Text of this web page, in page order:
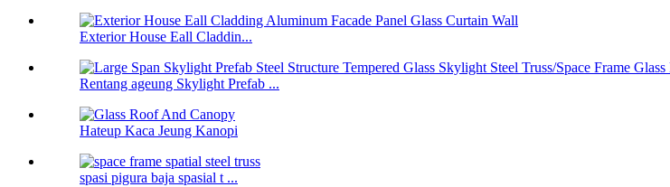
Exterior House Eall Claddin...
Rentang ageung Skylight Prefab ...
Hateup Kaca Jeung Kanopi
spasi pigura baja spasial t ...